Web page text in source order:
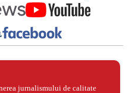
jurnalismului de calitate